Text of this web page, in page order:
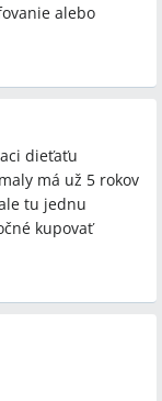
alebo
dieťaťu
má už 5 rokov
tu jednu
kupovať